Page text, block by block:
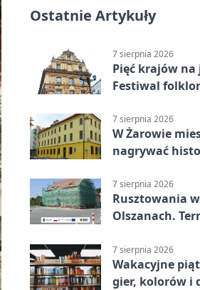
Ostatnie Artykuły
7 sierpnia 2026
Pięć krajów
Festiwal
7 sierpnia 2026
W Żarowie
nagrywać
7 sierpnia 2026
Rusztowania
Olszanach.
7 sierpnia 2026
Wakacyjne
gier, kolorów i